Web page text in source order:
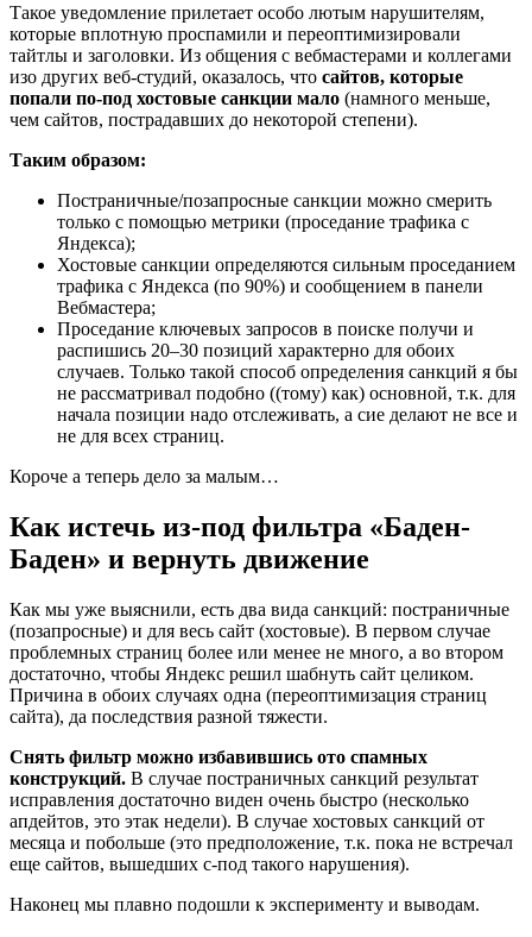
Такое уведомление прилетает особо лютым нарушителям,
которые вплотную проспамили и переоптимизировали
тайтлы и заголовки. Из общения с вебмастерами и коллегами
изо других веб-студий, оказалось, что сайтов, которые
попали по-под хостовые санкции мало (намного меньше,
чем сайтов, пострадавших до некоторой степени).
Таким образом:
Постраничные/позапросные санкции можно смерить
только с помощью метрики (проседание трафика с
Яндекса);
Хостовые санкции определяются сильным проседанием
трафика с Яндекса (по 90%) и сообщением в панели
Вебмастера;
Проседание ключевых запросов в поиске получи и
распишись 20–30 позиций характерно для обоих
случаев. Только такой способ определения санкций я бы
не рассматривал подобно ((тому) как) основной, т.к. для
начала позиции надо отслеживать, а сие делают не все и
не для всех страниц.
Короче а теперь дело за малым…
Как истечь из-под фильтра «Баден-
Баден» и вернуть движение
Как мы уже выяснили, есть два вида санкций: постраничные
(позапросные) и для весь сайт (хостовые). В первом случае
проблемных страниц более или менее не много, а во втором
достаточно, чтобы Яндекс решил шабнуть сайт целиком.
Причина в обоих случаях одна (переоптимизация страниц
сайта), да последствия разной тяжести.
Снять фильтр можно избавившись ото спамных
конструкций. В случае постраничных санкций результат
исправления достаточно виден очень быстро (несколько
апдейтов, это этак недели). В случае хостовых санкций от
месяца и побольше (это предположение, т.к. пока не встречал
еще сайтов, вышедших с-под такого нарушения).
Наконец мы плавно подошли к эксперименту и выводам.